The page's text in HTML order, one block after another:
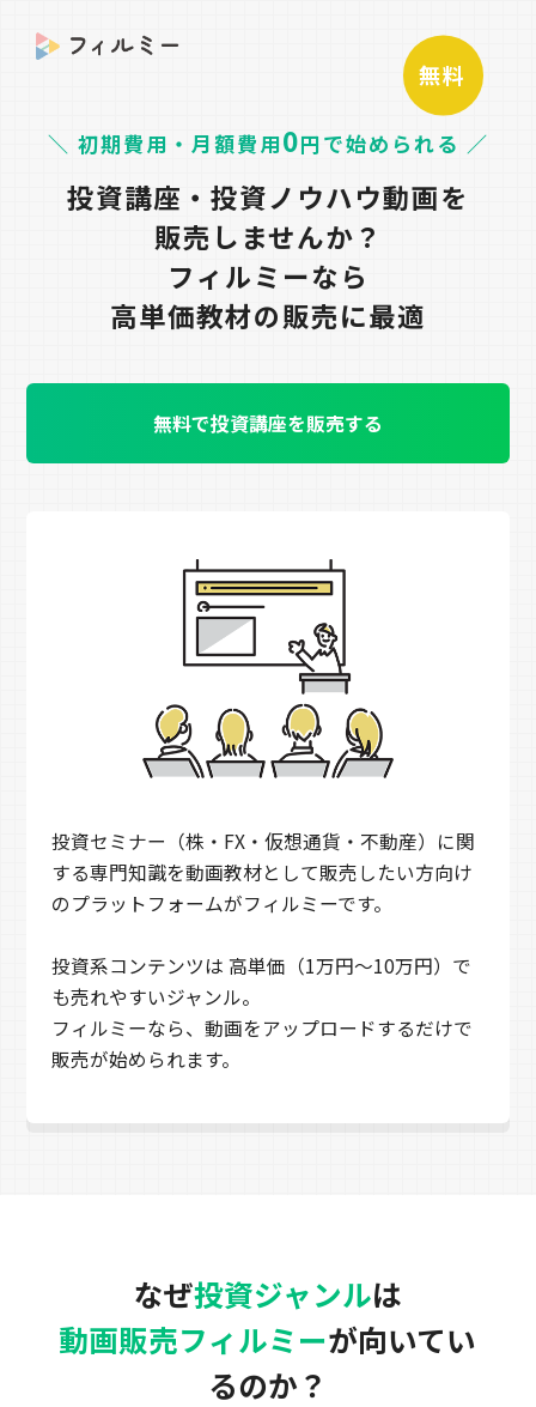
＼ 初期費用・月額費用0円で始められる ／
無料
投資講座・投資ノウハウ動画を
販売しませんか？
フィルミーなら
高単価教材の販売に最適
無料で投資講座を販売する
投資セミナー（株・FX・仮想通貨・不動産）に関
する専門知識を動画教材として販売したい方向け
のプラットフォームがフィルミーです。
投資系コンテンツは 高単価（1万円〜10万円）で
も売れやすいジャンル。
フィルミーなら、動画をアップロードするだけで
販売が始められます。
なぜ投資ジャンルは
動画販売フィルミーが向いてい
るのか？